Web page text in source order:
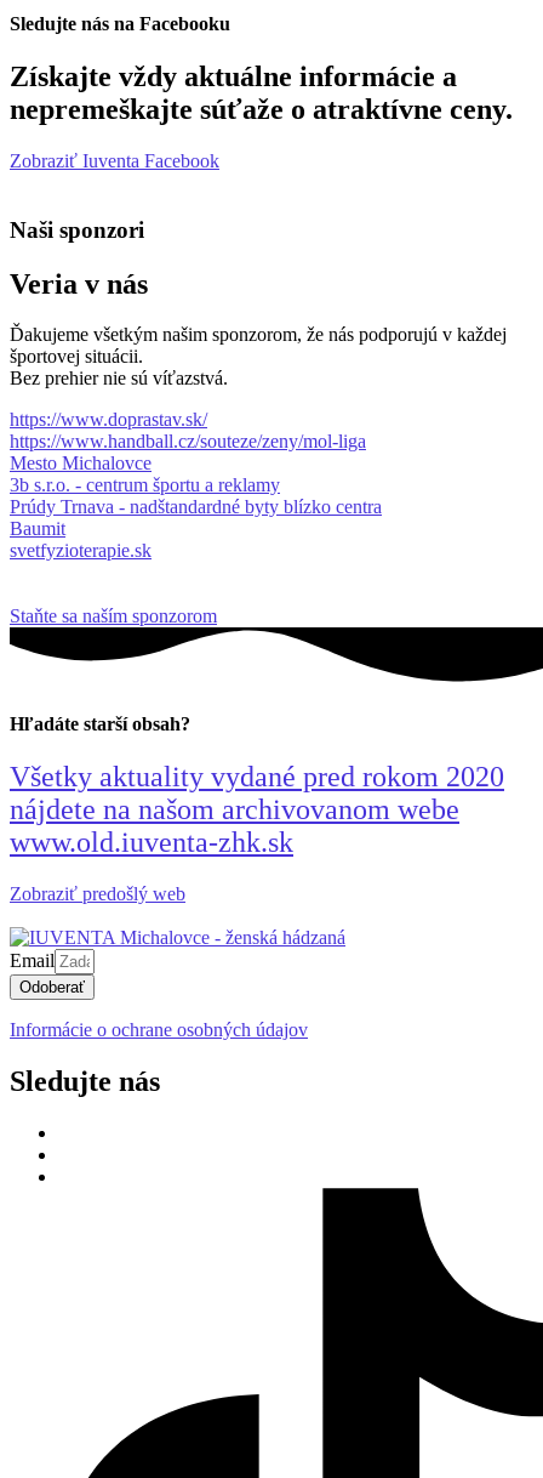
Sledujte nás na Facebooku
Získajte vždy aktuálne informácie a
nepremeškajte súťaže o atraktívne ceny.
Zobraziť Iuventa Facebook
Naši sponzori
Veria v nás
Ďakujeme všetkým našim sponzorom, že nás podporujú v každej
športovej situácii.
Bez prehier nie sú víťazstvá.
https://www.doprastav.sk/
https://www.handball.cz/souteze/zeny/mol-liga
Mesto Michalovce
3b s.r.o. - centrum športu a reklamy
Prúdy Trnava - nadštandardné byty blízko centra
Baumit
svetfyzioterapie.sk
Staňte sa naším sponzorom
Hľadáte starší obsah?
Všetky aktuality vydané pred rokom 2020
nájdete na našom archivovanom webe
www.old.iuventa-zhk.sk
Zobraziť predošlý web
Email
Odoberať
Informácie o ochrane osobných údajov
Sledujte nás